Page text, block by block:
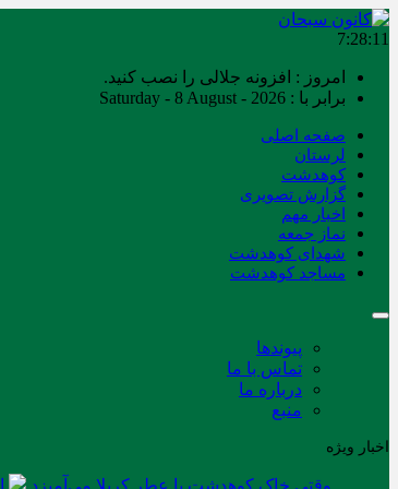
7:28:11
امروز : افزونه جلالی را نصب کنید.
برابر با : Saturday - 8 August - 2026
صفحه اصلی
لرستان
کوهدشت
گزارش تصویری
اخبار مهم
نماز جمعه
شهدای کوهدشت
مساجد کوهدشت
پیوندها
تماس با ما
درباره ما
منبع
اخبار ویژه
وقتی خاک کوهدشت با عطر کربلا می‌آمیزد